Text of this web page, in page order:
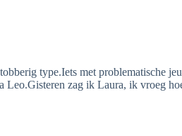
type.Iets met problematische
zag ik Laura, ik vroeg